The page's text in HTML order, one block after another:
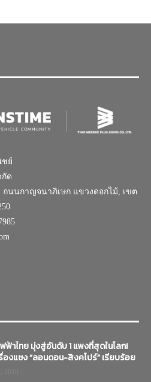
ชย์
กัด
ถนนกาญจนาภิเษก แขวงดอกไม้, เขต
ฟ้าไทย มุ่งสู่อันดับ 1 แพงที่สุดในโลก!
องแซง “ลอนดอน-สิงคโปร์” เรียบร้อย